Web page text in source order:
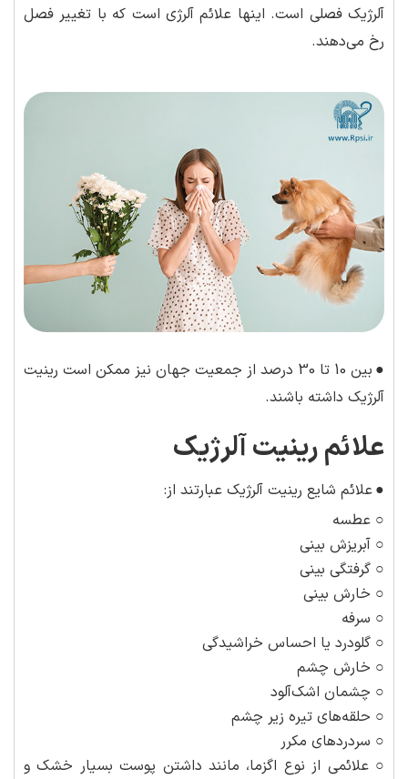
آلرژیک فصلی است. اینها علائم آلرژی است که با تغییر فصل
رخ می‌دهند.
●
بین 10 تا 30 درصد از جمعیت جهان نیز ممکن است رینیت
آلرژیک داشته باشند.
علائم رینیت آلرژیک
●علائم شایع رینیت آلرژیک عبارتند از:
○ عطسه
○ آبریزش بینی
○ گرفتگی بینی
○ خارش بینی
○ سرفه
○ گلودرد یا احساس خراشیدگی
○ خارش چشم
○ چشمان اشک‌آلود
○ حلقه‌های تیره زیر چشم
○ سردردهای مکرر
○ علائمی از نوع اگزما، مانند داشتن پوست بسیار خشک و